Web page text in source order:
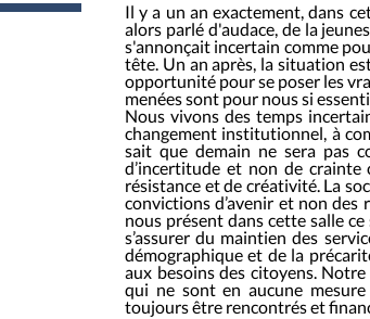
Il y a un an exactement, dans
alors parlé d'audace, de la
s'annonçait incertain comme
tête. Un an après, la situation
opportunité pour se poser les
menées sont pour nous si
Nous vivons des temps
changement institutionnel, à
sait que demain ne sera pas
d’incertitude et non de crainte
résistance et de créativité. La
convictions d’avenir et non des
nous présent dans cette salle
s’assurer du maintien des
démographique et de la
aux besoins des citoyens.
qui ne sont en aucune
toujours être rencontrés et